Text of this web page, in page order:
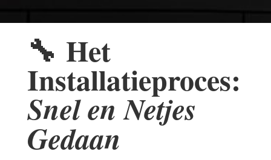
🔧 Het
Installatieproces:
Snel en Netjes
Gedaan